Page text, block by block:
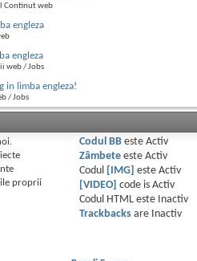
Continut web
engleza
engleza
web / Jobs
in limba engleza!
/ Jobs
proprii
Codul BBeste Activ
Zâmbeteeste Activ
Codul
[IMG] este Activ
[VIDEO]
code is Activ
Codul HTML este
Inactiv
Trackbacksare
Inactiv